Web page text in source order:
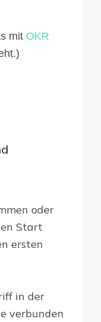
mit OKR
oder
Start
ersten
in der
verbunden